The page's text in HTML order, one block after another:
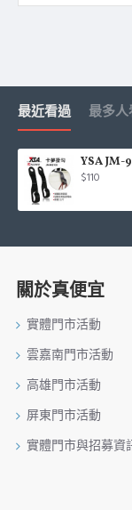
最近看過 最多
$110
關於真便宜
實體門市活動
雲嘉南門市活動
高雄門市活動
屏東門市活動
實體門市與招募資